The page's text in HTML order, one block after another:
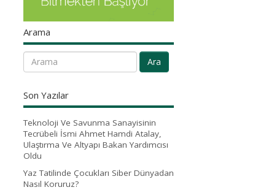
Arama
Ara
Son Yazılar
Teknoloji Ve Savunma Sanayisinin
Tecrübeli İsmi Ahmet Hamdi Atalay,
Ulaştırma Ve Altyapı Bakan Yardımcısı
Oldu
Yaz Tatilinde Çocukları Siber Dünyadan
Nasıl Koruruz?